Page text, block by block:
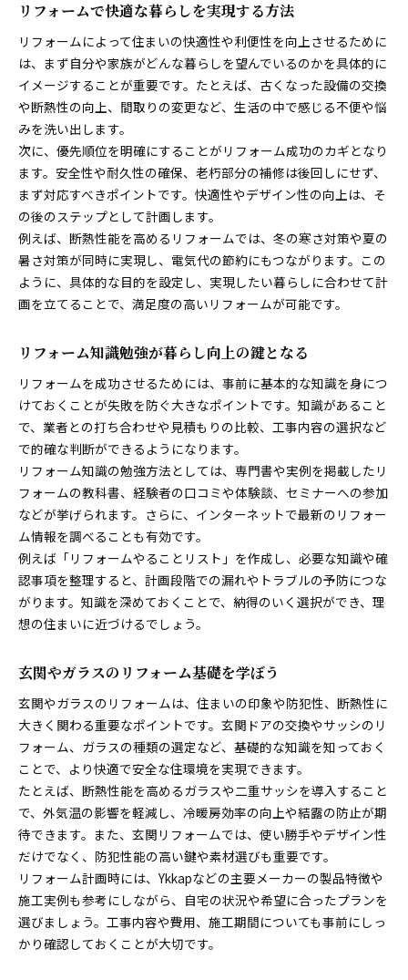
リフォームで快適な暮らしを実現する方法
リフォームによって住まいの快適性や利便性を向上させるために
は、まず自分や家族がどんな暮らしを望んでいるのかを具体的に
イメージすることが重要です。たとえば、古くなった設備の交換
や断熱性の向上、間取りの変更など、生活の中で感じる不便や悩
みを洗い出します。
次に、優先順位を明確にすることがリフォーム成功のカギとなり
ます。安全性や耐久性の確保、老朽部分の補修は後回しにせず、
まず対応すべきポイントです。快適性やデザイン性の向上は、そ
の後のステップとして計画します。
例えば、断熱性能を高めるリフォームでは、冬の寒さ対策や夏の
暑さ対策が同時に実現し、電気代の節約にもつながります。この
ように、具体的な目的を設定し、実現したい暮らしに合わせて計
画を立てることで、満足度の高いリフォームが可能です。
リフォーム知識勉強が暮らし向上の鍵となる
リフォームを成功させるためには、事前に基本的な知識を身につ
けておくことが失敗を防ぐ大きなポイントです。知識があること
で、業者との打ち合わせや見積もりの比較、工事内容の選択など
で的確な判断ができるようになります。
リフォーム知識の勉強方法としては、専門書や実例を掲載したリ
フォームの教科書、経験者の口コミや体験談、セミナーへの参加
などが挙げられます。さらに、インターネットで最新のリフォー
ム情報を調べることも有効です。
例えば「リフォームやることリスト」を作成し、必要な知識や確
認事項を整理すると、計画段階での漏れやトラブルの予防につな
がります。知識を深めておくことで、納得のいく選択ができ、理
想の住まいに近づけるでしょう。
玄関やガラスのリフォーム基礎を学ぼう
玄関やガラスのリフォームは、住まいの印象や防犯性、断熱性に
大きく関わる重要なポイントです。玄関ドアの交換やサッシのリ
フォーム、ガラスの種類の選定など、基礎的な知識を知っておく
ことで、より快適で安全な住環境を実現できます。
たとえば、断熱性能を高めるガラスや二重サッシを導入すること
で、外気温の影響を軽減し、冷暖房効率の向上や結露の防止が期
待できます。また、玄関リフォームでは、使い勝手やデザイン性
だけでなく、防犯性能の高い鍵や素材選びも重要です。
リフォーム計画時には、Ykkapなどの主要メーカーの製品特徴や
施工実例も参考にしながら、自宅の状況や希望に合ったプランを
選びましょう。工事内容や費用、施工期間についても事前にしっ
かり確認しておくことが大切です。